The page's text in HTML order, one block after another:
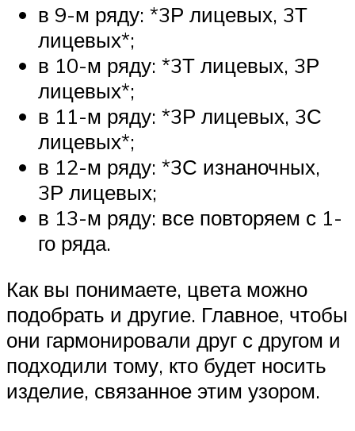
в 9-м ряду: *3Р лицевых, 3Т
лицевых*;
в 10-м ряду: *3Т лицевых, 3Р
лицевых*;
в 11-м ряду: *3Р лицевых, 3С
лицевых*;
в 12-м ряду: *3С изнаночных,
3Р лицевых;
в 13-м ряду: все повторяем с 1-
го ряда.
Как вы понимаете, цвета можно
подобрать и другие. Главное, чтобы
они гармонировали друг с другом и
подходили тому, кто будет носить
изделие, связанное этим узором.